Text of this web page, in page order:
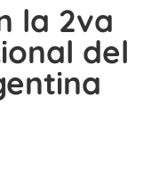
la 2va
del